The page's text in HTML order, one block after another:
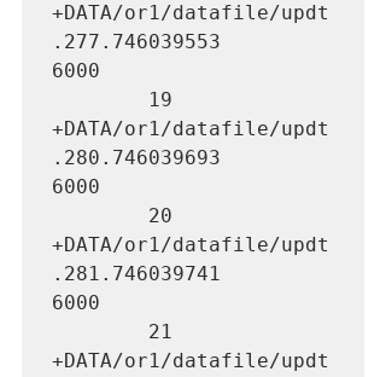
+DATA/or1/datafile/updt
.277.746039553
6000
+DATA/or1/datafile/updt
.280.746039693
6000
+DATA/or1/datafile/updt
.281.746039741
6000
+DATA/or1/datafile/updt